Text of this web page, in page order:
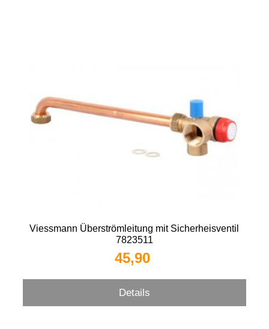
Viessmann Überströmleitung mit Sicherheisventil
7823511
45,90 
Details